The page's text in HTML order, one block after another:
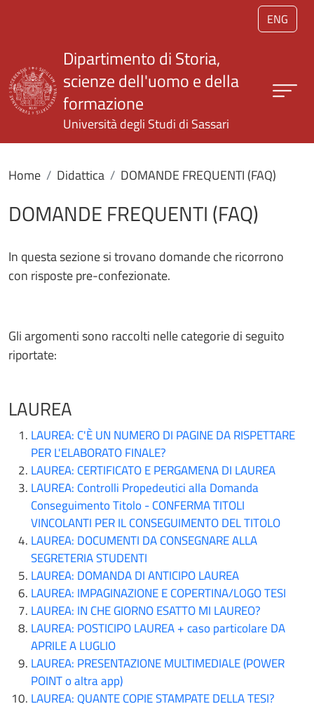
Salta al contenuto principale
ENG
Dipartimento di Storia,
scienze dell'uomo e della
formazione
Università degli Studi di Sassari
Home Didattica DOMANDE FREQUENTI (FAQ)
DOMANDE FREQUENTI (FAQ)
In questa sezione si trovano domande che ricorrono
con risposte pre-confezionate.
Gli argomenti sono raccolti nelle categorie di seguito
riportate:
LAUREA
LAUREA: C'È UN NUMERO DI PAGINE DA RISPETTARE
PER L'ELABORATO FINALE?
LAUREA: CERTIFICATO E PERGAMENA DI LAUREA
LAUREA: Controlli Propedeutici alla Domanda
Conseguimento Titolo - CONFERMA TITOLI
VINCOLANTI PER IL CONSEGUIMENTO DEL TITOLO
LAUREA: DOCUMENTI DA CONSEGNARE ALLA
SEGRETERIA STUDENTI
LAUREA: DOMANDA DI ANTICIPO LAUREA
LAUREA: IMPAGINAZIONE E COPERTINA/LOGO TESI
LAUREA: IN CHE GIORNO ESATTO MI LAUREO?
LAUREA: POSTICIPO LAUREA + caso particolare DA
APRILE A LUGLIO
LAUREA: PRESENTAZIONE MULTIMEDIALE (POWER
POINT o altra app)
LAUREA: QUANTE COPIE STAMPATE DELLA TESI?